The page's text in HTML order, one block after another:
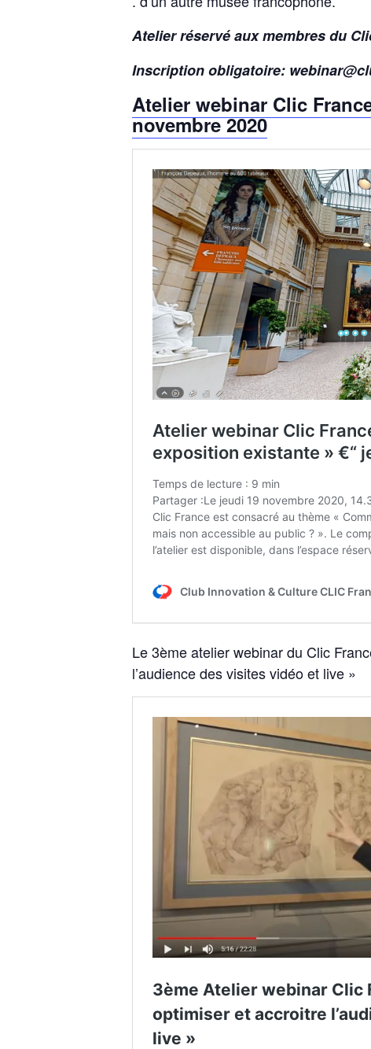
Atelier réservé aux membres du
Inscription obligatoire:
Atelier webinar Clic
novembre 2020
Le 3ème atelier webinar du Clic
l’audience des visites vidéo et live »